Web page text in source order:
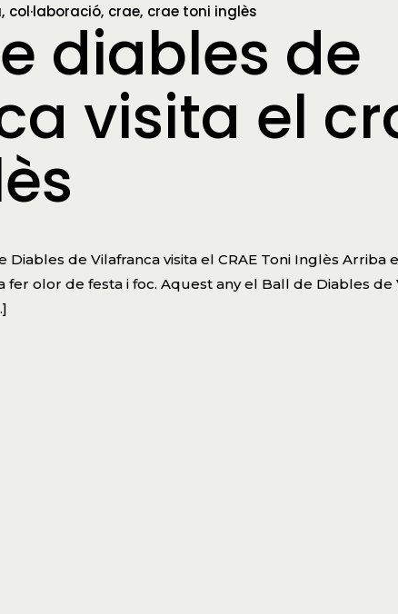
col·laboració crae crae toni inglès
diables de
visita el
Diables de Vilafranca visita el CRAE Toni Inglès Arriba
fer olor de festa i foc. Aquest any el Ball de Diables de